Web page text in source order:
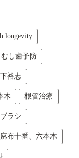
longevity
むし歯予防
裕志
木 根管治療
ラシ
麻布十番、六本木